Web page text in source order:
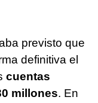
previsto que
definitiva el
cuentas
millones. En